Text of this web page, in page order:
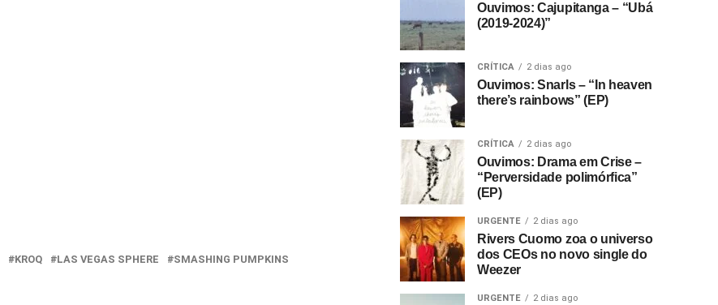
KROQ LAS VEGAS SPHERE
SMASHING PUMPKINS
Ouvimos: Cajupitanga – “Ubá
(2019-2024)”
CRÍTICA 2 dias ago
Ouvimos: Snarls – “In heaven
there’s rainbows” (EP)
CRÍTICA 2 dias ago
Ouvimos: Drama em Crise –
“Perversidade polimórfica”
(EP)
URGENTE 2 dias ago
Rivers Cuomo zoa o universo
dos CEOs no novo single do
Weezer
URGENTE 2 dias ago